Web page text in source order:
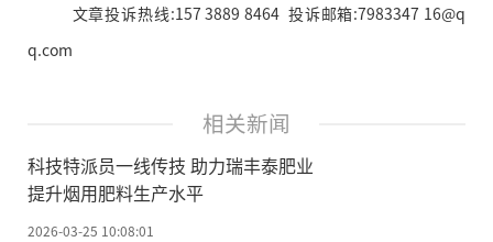
文章投诉热线:157 3889 8464 投诉邮箱:7983347 16@q
q.com
相关新闻
科技特派员一线传技 助力瑞丰泰肥业
提升烟用肥料生产水平
2026-03-25 10:08:01